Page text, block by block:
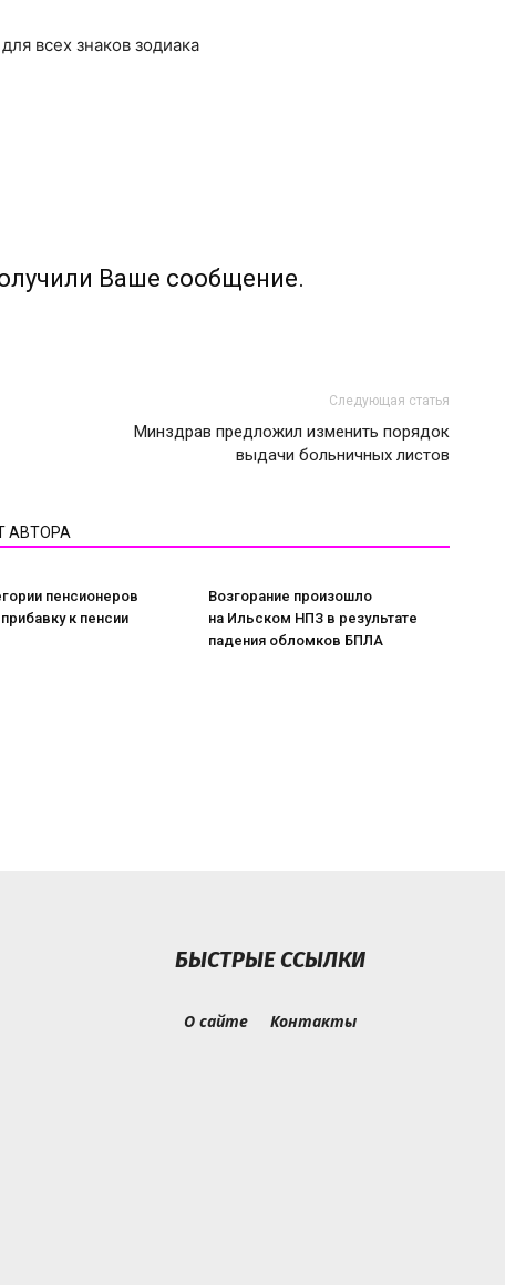
всех знаков зодиака
Ваше сообщение.
Следующая статья
Минздрав предложил изменить порядок
выдачи больничных листов
АВТОРА
пенсионеров
к пенсии
Возгорание произошло
на Ильском НПЗ в результате
падения обломков БПЛА
БЫСТРЫЕ ССЫЛКИ
О сайте Контакты